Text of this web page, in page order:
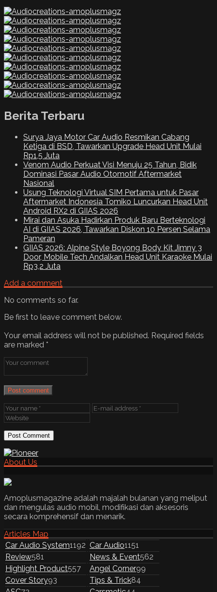
Berita Terbaru
Surya Jaya Motor Car Audio Resmikan Cabang
Ketiga di BSD, Tawarkan Upgrade Head Unit Mulai
Rp1,5 Juta
Venom Audio Perkuat Visi Menuju 25 Tahun, Bidik
Dominasi Pasar Audio Otomotif Aftermarket
Nasional
Usung Teknologi Virtual SIM Pertama untuk Pasar
Aftermarket Indonesia Tomiko Luncurkan Head Unit
Android RX2 di GIIAS 2026
Mirai dan Asuka Hadirkan Produk Baru Berteknologi
AI di GIIAS 2026, Tawarkan Diskon 10 Persen Selama
Pameran
GIIAS 2026: Alpine Style Boyong Body Kit Jimny 3
Door, Mobile Tech Andalkan Head Unit Karaoke Mulai
Rp3,2 Juta
Add a comment
No comments so far.
Be first to leave comment below.
Your email address will not be published. Required fields
are marked *
Post comment
About Us
Amoplusmagazine adalah majalah bulanan yang meliput
dan mengulas audio mobil, modifikasi dan aksesoris
secara komprehensif dan menarik.
Articles Map
Car Audio System1192 Car Audio1151
Review581 News & Event562
Highlight Product557 Angel Corner99
Cover Story93 Tips & Trick84